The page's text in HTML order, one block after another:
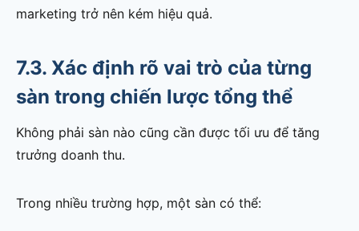
marketing trở nên kém hiệu quả.
7.3. Xác định rõ vai trò của từng
sàn trong chiến lược tổng thể
Không phải sàn nào cũng cần được tối ưu để tăng
trưởng doanh thu.
Trong nhiều trường hợp, một sàn có thể: